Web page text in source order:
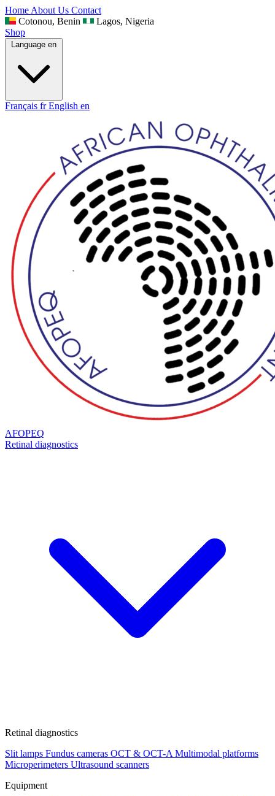
Home About Us Contact
Cotonou, Benin
Lagos, Nigeria
Shop
Language en
Français fr English en
AFOPEQ
Retinal diagnostics
Retinal diagnostics
Slit lamps Fundus cameras OCT & OCT-A Multimodal platforms
Microperimeters Ultrasound scanners
Equipment